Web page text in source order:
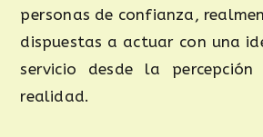
personas de confianza,
dispuestas a actuar con una
servicio desde la
realidad.